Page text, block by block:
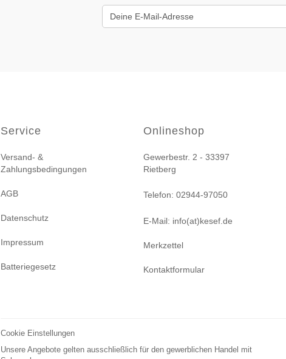
Service
Versand- &
Zahlungsbedingungen
AGB
Datenschutz
Impressum
Batteriegesetz
Onlineshop
Gewerbestr. 2 - 33397
Rietberg
Telefon: 02944-97050
E-Mail: info(at)kesef.de
Merkzettel
Kontaktformular
Cookie Einstellungen
Unsere Angebote gelten ausschließlich für den gewerblichen Handel mit